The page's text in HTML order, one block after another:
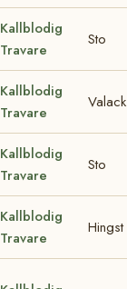
Kallblodig
Travare
Sto
Kallblodig
Travare
Valack
Kallblodig
Travare
Sto
Kallblodig
Travare
Hingst